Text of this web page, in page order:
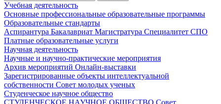
Учебная деятельность
Основные профессиональные образовательные программы
Образовательные стандарты
Аспирантура Бакалавриат Магистратура Специалитет СПО
Платные образовательные услуги
Научная деятельность
Научные и научно-практические мероприятия
Архив мероприятий Онлайн-выставки
Зарегистрированные объекты интеллектуальной
собственности Совет молодых ученых
Студенческое научное общество
СТУДЕНЧЕСКОЕ НАУЧНОЕ ОБЩЕСТВО Совет